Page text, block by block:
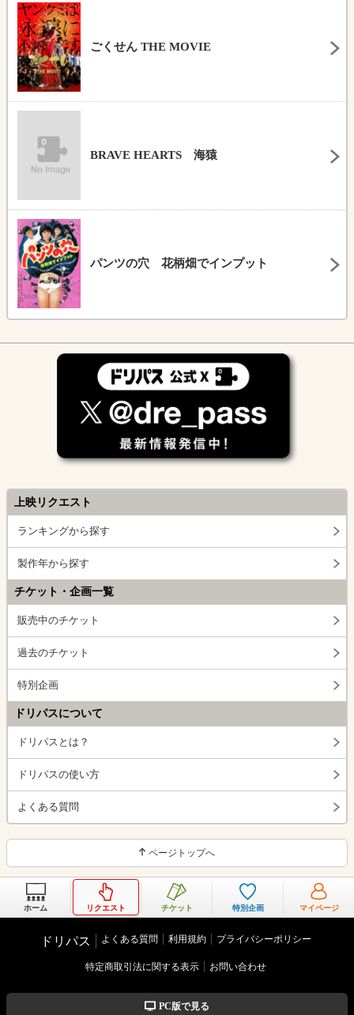
ごくせん THE MOVIE
BRAVE HEARTS 海猿
パンツの穴 花柄畑でインプット
上映リクエスト
ランキングから探す
製作年から探す
チケット・企画一覧
販売中のチケット
過去のチケット
特別企画
ドリパスについて
ドリパスとは？
ドリパスの使い方
よくある質問
ページトップへ
ホーム リクエスト チケット 特別企画 マイページ
ドリパス よくある質問 利用規約 プライバシーポリシー
特定商取引法に関する表示 お問い合わせ
PC版で見る